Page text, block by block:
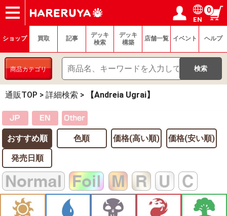
ショップ
買取
記事
デッキ検索
デッキ構築
選手一覧
店舗一覧
イベント
ヘルプ
お問い合わせ ログイン／会員登録
マイページ
EN
0
ショップ 買取 記事
デッキ
検索
デッキ
構築
店舗一覧 イベント ヘルプ
商品カテゴリ
通販TOP > 詳細検索 > 【Andreia Ugrai】
おすすめ順 色順 価格(高い順) 価格(安い順)
発売日順